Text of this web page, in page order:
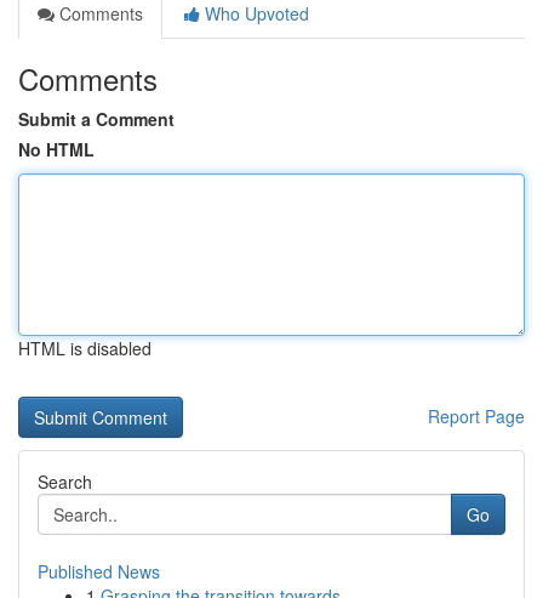
Comments
Who Upvoted
Comments
Submit a Comment
No HTML
HTML is disabled
Report Page
Search
Go
Published News